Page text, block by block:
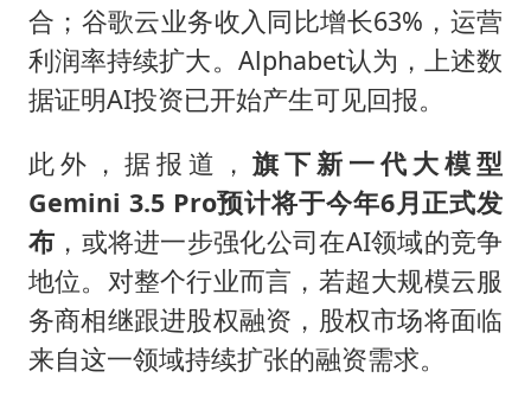
合；谷歌云业务收入同比增长63%，运营
利润率持续扩大。Alphabet认为，上述数
据证明AI投资已开始产生可见回报。
此外，据报道， 旗下新一代大模型
Gemini 3.5 Pro预计将于今年6月正式发
布 ，或将进一步强化公司在AI领域的竞争
地位。对整个行业而言，若超大规模云服
务商相继跟进股权融资，股权市场将面临
来自这一领域持续扩张的融资需求。